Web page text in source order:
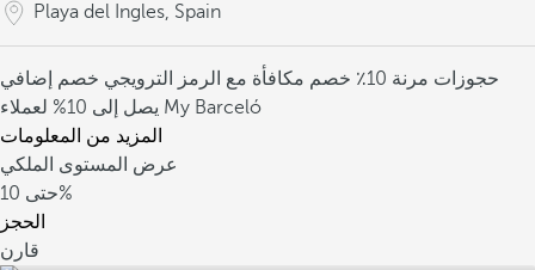
Playa del Ingles, Spain
حجوزات مرنة 10٪ خصم مكافأة مع الرمز الترويجي
خصم إضافي
يصل إلى 10% لعملاء My Barceló
المزيد من المعلومات
عرض المستوى الملكي
حتى10%
الحجز
قارن